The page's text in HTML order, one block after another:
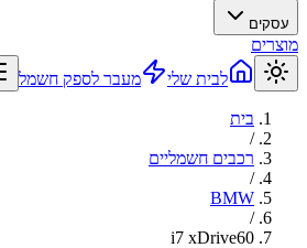
עסקים
מוצרים
לבית שלי
מעבר לספק חשמל
בית
/
רכבים חשמליים
/
BMW
/
i7 xDrive60